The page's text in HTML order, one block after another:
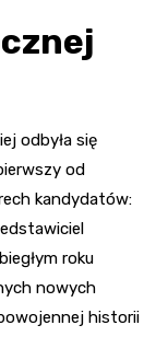
odbyła się
od
kandydatów:
roku
nowych
historii